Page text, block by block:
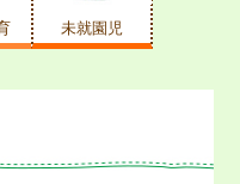
未就園児